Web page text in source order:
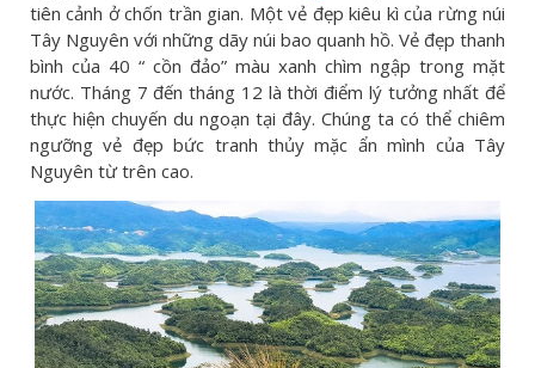
tiên cảnh ở chốn trần gian. Một vẻ đẹp kiêu kì của rừng núi
Tây Nguyên với những dãy núi bao quanh hồ. Vẻ đẹp thanh
bình của 40 “ cồn đảo” màu xanh chìm ngập trong mặt
nước. Tháng 7 đến tháng 12 là thời điểm lý tưởng nhất để
thực hiện chuyến du ngoạn tại đây. Chúng ta có thể chiêm
ngưỡng vẻ đẹp bức tranh thủy mặc ẩn mình của Tây
Nguyên từ trên cao.